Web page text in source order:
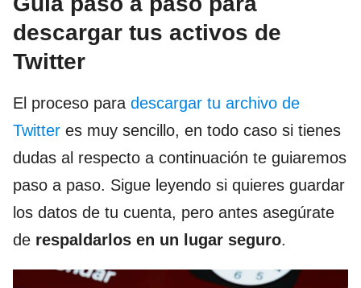
descargar tus activos de
Twitter
El proceso para descargar tu archivo de
Twitter es muy sencillo, en todo caso si tienes
dudas al respecto a continuación te guiaremos
paso a paso. Sigue leyendo si quieres guardar
los datos de tu cuenta, pero antes asegúrate
de respaldarlos en un lugar seguro.